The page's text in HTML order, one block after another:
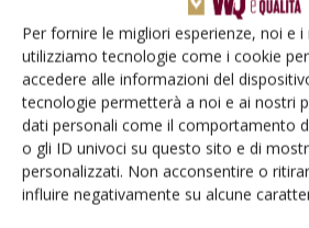
Per fornire le migliori esperienze, noi e
utilizziamo tecnologie come i cookie
accedere alle informazioni del
tecnologie permetterà a noi e ai nostri
dati personali come il comportamento
o gli ID univoci su questo sito e di
personalizzati. Non acconsentire o
influire negativamente su alcune